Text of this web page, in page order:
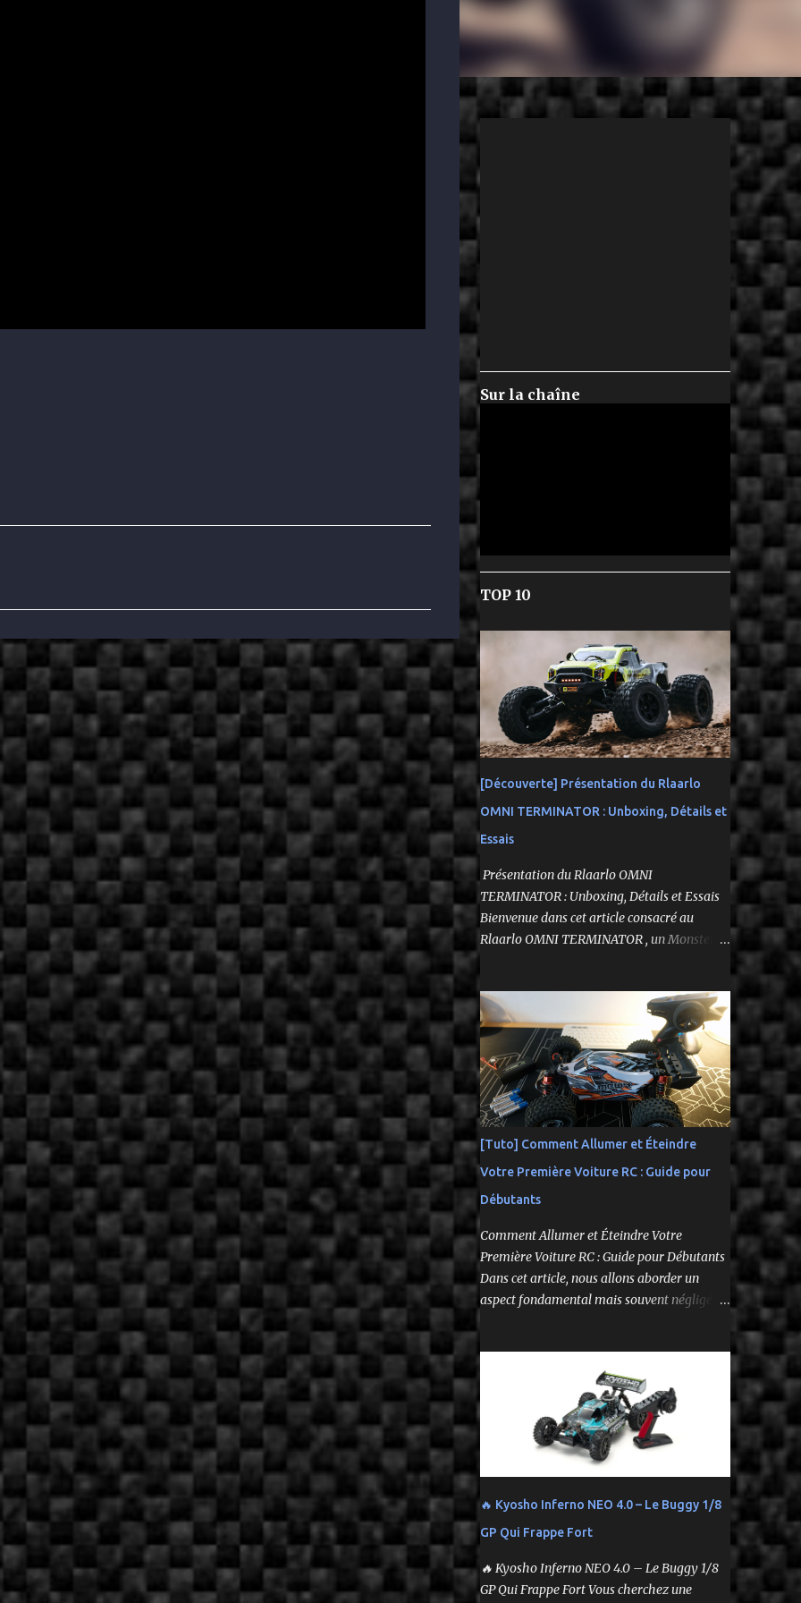
Sur la chaîne
TOP 10
[Découverte] Présentation du Rlaarlo
OMNI TERMINATOR : Unboxing, Détails et
Essais
Présentation du Rlaarlo OMNI
TERMINATOR : Unboxing, Détails et Essais
Bienvenue dans cet article consacré au
Rlaarlo OMNI TERMINATOR , un Monster
ses caractéristiques détaillées, les essais
pratiques, et bien sûr, une conclusion sur ses
performances et sa valeur. Ce modèle se
distingue par son prix attractif et ses
fonctionnalités intéressantes, et nous allons
examiner tout cela en profondeur. ---------
-------------------------------- Lien
affilié Aliexpress 👉​
https://s.click.aliexpress.com/e/_c3IM84VZ --
---------------------------------------
--
[Tuto] Comment Allumer et Éteindre
Votre Première Voiture RC : Guide pour
Débutants
Comment Allumer et Éteindre Votre
Première Voiture RC : Guide pour Débutants
Dans cet article, nous allons aborder un
aspect fondamental mais souvent négligé de
simple, mais une procédure incorrecte peut
entraîner des problèmes et gâcher votre
expérience. Suivez ces étapes pour vous
assurer que tout fonctionne sans accroc.
🔥 Kyosho Inferno NEO 4.0 – Le Buggy 1/8
GP Qui Frappe Fort
🔥 Kyosho Inferno NEO 4.0 – Le Buggy 1/8
GP Qui Frappe Fort Vous cherchez une